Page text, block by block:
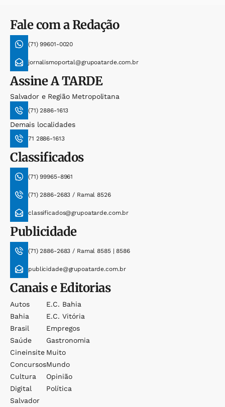
Fale com a Redação
(71) 99601-0020
jornalismoportal@grupoatarde.com.br
AssineA TARDE
Salvador e Região Metropolitana
(71) 2886-1613
Demais localidades
71 2886-1613
Classificados
(71) 99965-8961
(71) 2886-2683 / Ramal 8526
classificados@grupoatarde.com.br
Publicidade
(71) 2886-2683 / Ramal 8585 | 8586
publicidade@grupoatarde.com.br
Canais e Editorias
Autos
Bahia
Brasil
Saúde
Cineinsite
Concursos
Cultura
Digital
Salvador
E.c. Bahia
E.c. Vitória
Empregos
Gastronomia
Muito
Mundo
Opinião
Política